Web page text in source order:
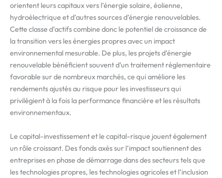
orientent leurs capitaux vers l’énergie solaire, éolienne,
hydroélectrique et d’autres sources d’énergie renouvelables.
Cette classe d’actifs combine donc le potentiel de croissance de
la transition vers les énergies propres avec un impact
environnemental mesurable. De plus, les projets d’énergie
renouvelable bénéficient souvent d’un traitement réglementaire
favorable sur de nombreux marchés, ce qui améliore les
rendements ajustés au risque pour les investisseurs qui
privilégient à la fois la performance financière et les résultats
environnementaux.
Le capital-investissement et le capital-risque jouent également
un rôle croissant. Des fonds axés sur l’impact soutiennent des
entreprises en phase de démarrage dans des secteurs tels que
les technologies propres, les technologies agricoles et l’inclusion